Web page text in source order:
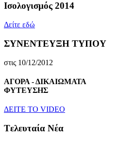
Ισολογισμός 2014
Δείτε εδώ
ΣΥΝΕΝΤΕΥΞΗ ΤΥΠΟΥ
στις 10/12/2012
ΑΓΟΡΑ - ΔΙΚΑΙΩΜΑΤΑ
ΦΥΤΕΥΣΗΣ
ΔEITE TO VIDEO
Tελευταία Nέα